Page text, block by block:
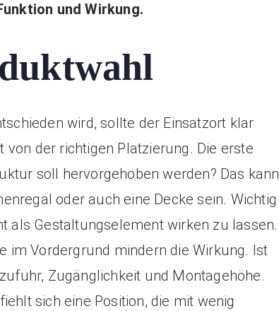
und Wirkung.
wird, sollte der Einsatzort klar
der richtigen Platzierung. Die erste
soll hervorgehoben werden? Das kann
oder auch eine Decke sein. Wichtig
als Gestaltungselement wirken zu lassen.
im Vordergrund mindern die Wirkung. Ist
Zugänglichkeit und Montagehöhe.
sich eine Position, die mit wenig